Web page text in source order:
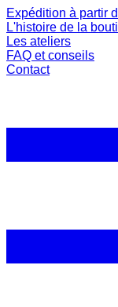
Expédition à partir
L'histoire de la
Les ateliers
FAQ et conseils
Contact